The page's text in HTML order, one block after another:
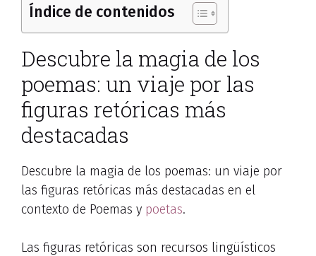
Índice de contenidos
Descubre la magia de los
poemas: un viaje por las
figuras retóricas más
destacadas
Descubre la magia de los poemas: un viaje por
las figuras retóricas más destacadas en el
contexto de Poemas y poetas.
Las figuras retóricas son recursos lingüísticos